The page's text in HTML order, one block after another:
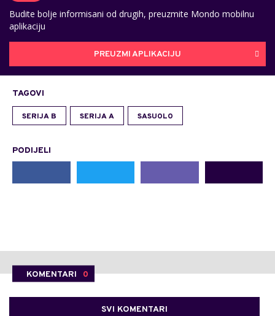
Budite bolje informisani od drugih, preuzmite Mondo mobilnu
aplikaciju
PREUZMI APLIKACIJU
TAGOVI
SERIJA B SERIJA A SASUOLO
PODIJELI
KOMENTARI 0
SVI KOMENTARI